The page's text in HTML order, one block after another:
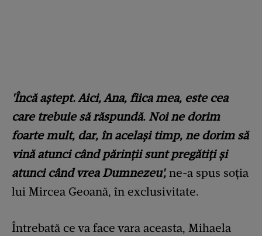
'Încă aștept. Aici, Ana, fiica mea, este cea
care trebuie să răspundă. Noi ne dorim
foarte mult, dar, în același timp, ne dorim să
vină atunci când părinții sunt pregătiți și
atunci când vrea Dumnezeu', ne-a spus soția
lui Mircea Geoană, în exclusivitate.
Întrebată ce va face vara aceasta, Mihaela